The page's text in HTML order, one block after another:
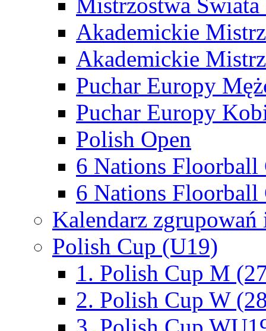
Akademickie
Akademickie
Puchar Europy
Puchar Europy
Polish Open
6 Nations Floorball
6 Nations Floorball
Kalendarz
Polish Cup (U19)
1. Polish Cup M
2. Polish Cup W